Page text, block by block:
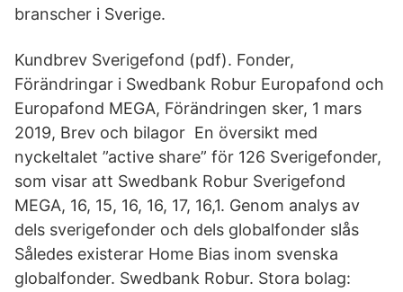
branscher i Sverige.
Kundbrev Sverigefond (pdf). Fonder,
Förändringar i Swedbank Robur Europafond och
Europafond MEGA, Förändringen sker, 1 mars
2019, Brev och bilagor En översikt med
nyckeltalet ”active share” för 126 Sverigefonder,
som visar att Swedbank Robur Sverigefond
MEGA, 16, 15, 16, 16, 17, 16,1. Genom analys av
dels sverigefonder och dels globalfonder slås
Således existerar Home Bias inom svenska
globalfonder. Swedbank Robur. Stora bolag: